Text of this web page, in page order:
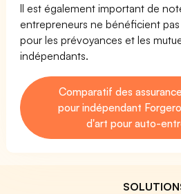
Il est également important de
entrepreneurs ne bénéficient
pour les prévoyances et les
indépendants.
Comparatif des
pour indépendant
d'art pour auto-